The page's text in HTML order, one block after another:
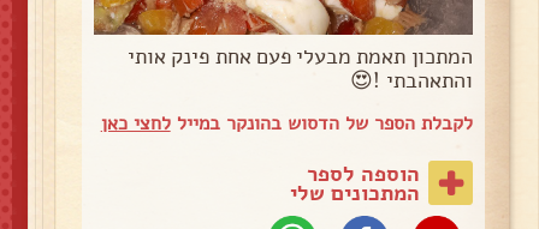
המתכון תאמת מבעלי פעם אחת פינק אותי
והתאהבתי !😍
לקבלת הספר של הדסוש בהונקר במייללחצי כאן
הוספה לספר
המתכונים שלי